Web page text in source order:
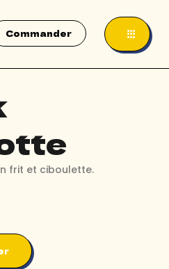
Commander
frit et ciboulette.